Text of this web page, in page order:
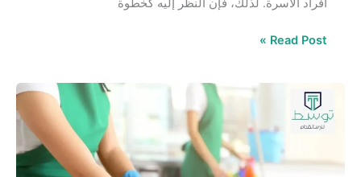
أفراد الأسرة. لذلك، فإن النظر إليه كخطوة
Read Post »
حقوق
وواجبات
العاملة
من